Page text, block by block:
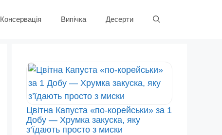
Консервація Випічка Десерти
Цвітна Капуста «по-корейськи» за 1
Добу — Хрумка закуска, яку
з’їдають просто з миски